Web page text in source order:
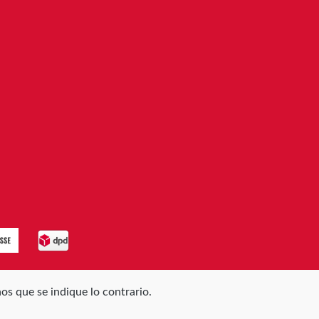
que se indique lo contrario.